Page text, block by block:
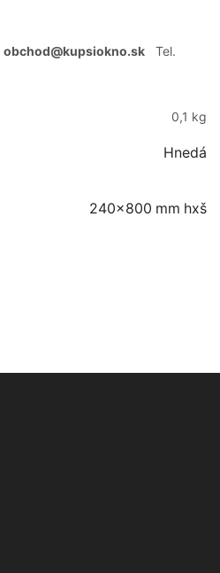
obchod@kupsiokno.sk Tel.
0,1 kg
Hnedá
240×800 mm hxš